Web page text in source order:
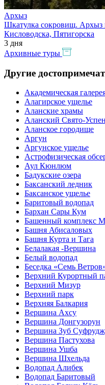
Архыз
Шкатулка сокровищ.
Кисловодска, Пятигорска
3 дня
Архивные туры
Другие
Академическая
Алагирское ущелье
Аланские храмы
Аланский Свято-
Аланское городище
Аргун
Аргунское ущелье
Астрофизическая
Аул Кюнлюм
Бадукские озера
Баксанский ледник
Баксанское ущелье
Баритовый водопад
Бархан Сары Кум
Башенный комплекс
Башня Абисаловых
Башня Курта и Тага
Белалакая -Вершина
Белый водопад
Беседка «Семь
Верхний Курортный
Верхний Мизур
Верхний парк
Верхняя Балкария
Вершина Ахсу
Вершина Донгузорун
Вершина Зуб
Вершина Пастухова
Вершина Ушба
Вершина Шхельда
Водопад Алибек
Водопад Баритовый